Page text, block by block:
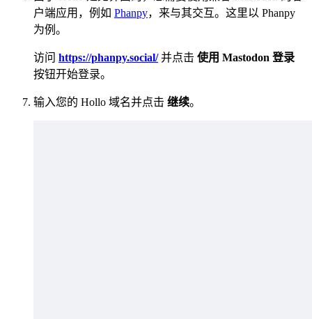
户端应用，例如 Phanpy，来与其交互。这里以 Phanpy
为例。
访问 https://phanpy.social/并点击 使用 Mastodon 登录
按钮开始登录。
输入您的 Hollo 域名并点击 继续。